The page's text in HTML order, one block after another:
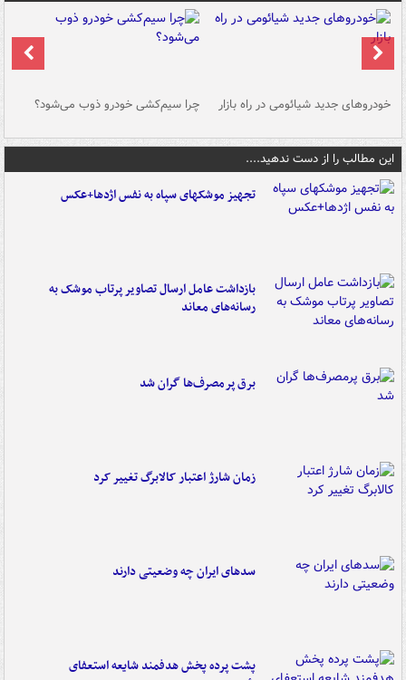
خودروهای جدید شیائومی در راه بازار چرا سیم‌کشی خودرو ذوب می‌شود؟
این مطالب را از دست ندهید....
تجهیز موشکهای سپاه به نفس اژدها+عکس
بازداشت عامل ارسال تصاویر پرتاب موشک به
رسانه‌های معاند
برق پرمصرف‌ها گران شد
زمان شارژ اعتبار کالابرگ تغییر کرد
سدهای ایران چه وضعیتی دارند
پشت پرده پخش هدفمند شایعه استعفای